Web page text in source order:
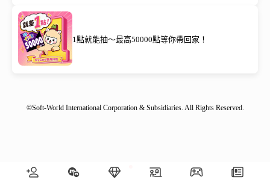
1點就能抽～最高50000點等你帶回家！
©Soft-World International Corporation & Subsidiaries. All Rights Reserved.